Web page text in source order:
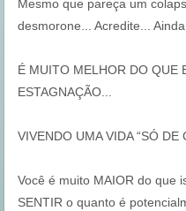
Mesmo que pareça um
desmorone... Acredite... Ainda
É MUITO MELHOR DO QUE
ESTAGNAÇÃO...
VIVENDO UMA VIDA “SÓ DE
Você é muito MAIOR do que
SENTIR o quanto é